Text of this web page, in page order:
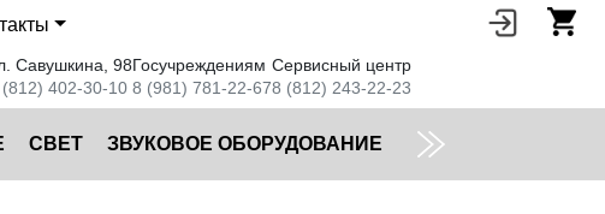
Савушкина, 98
402-30-10
Госучреждениям
8 (981) 781-22-67
Сервисный центр
8 (812) 243-22-23
CВЕТ ЗВУКОВОЕ ОБОРУДОВАНИЕ